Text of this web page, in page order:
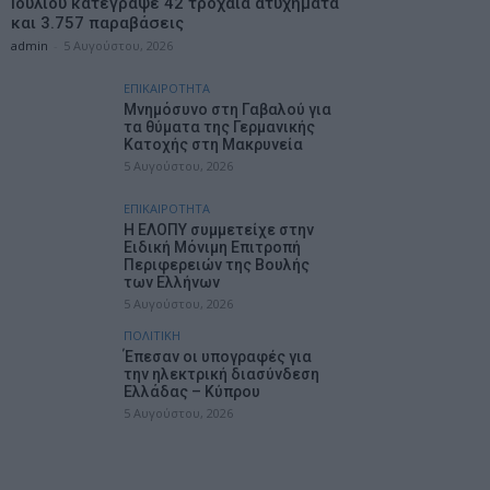
και 3.757 παραβάσεις
admin 5 Αυγούστου, 2026
ΕΠΙΚΑΙΡΟΤΗΤΑ
Mνημόσυνο στη Γαβαλού για
τα θύματα της Γερμανικής
Κατοχής στη Μακρυνεία
5 Αυγούστου, 2026
ΕΠΙΚΑΙΡΟΤΗΤΑ
Η ΕΛΟΠΥ συμμετείχε στην
Ειδική Μόνιμη Επιτροπή
Περιφερειών της Βουλής
των Ελλήνων
5 Αυγούστου, 2026
ΠΟΛΙΤΙΚΗ
Έπεσαν οι υπογραφές για
την ηλεκτρική διασύνδεση
Ελλάδας – Κύπρου
5 Αυγούστου, 2026